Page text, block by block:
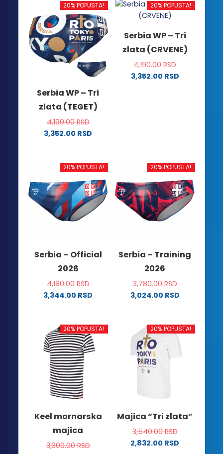
20% POPUSTA!
Serbia WP – Tri
zlata (TEGET)
4,190.00RSD
3,352.00 RSD
ima
varijanti.
Opcije
mogu
biti
stranici
proizvoda.
20% POPUSTA!
Serbia WP – Tri
zlata (CRVENE)
4,190.00RSD
3,352.00 RSD
biti
izabrane
na
stranici
proizvoda.
20% POPUSTA!
Serbia – Official
2026
4,180.00RSD
3,344.00 RSD
ima
više
varijanti.
Opcije
mogu
biti
izabrane
stranici
proizvoda.
20% POPUSTA!
Serbia – Training
2026
3,780.00RSD
3,024.00 RSD
ima
više
varijanti.
Opcije
izabrane
stranici
proizvoda.
20% POPUSTA!
Keel mornarska
majica
3,300.00RSD
20% POPUSTA!
Majica “Tri zlata”
3,540.00RSD
2,832.00 RSD